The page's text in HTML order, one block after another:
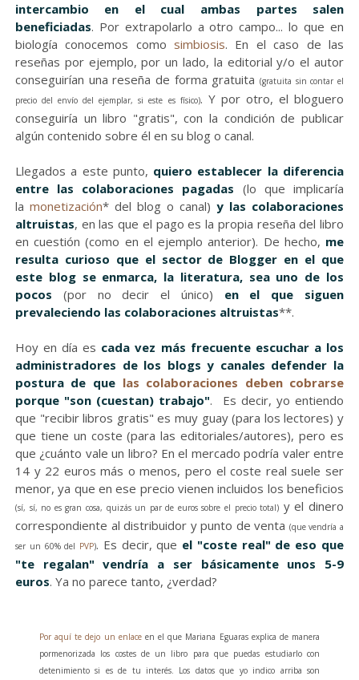
intercambio en el cual ambas partes salen
beneficiadas. Por extrapolarlo a otro campo... lo que en
biología conocemos comosimbiosis. En el caso de las
reseñas por ejemplo, por un lado, la editorial y/o el autor
conseguirían una reseña de forma gratuita(gratuita sin contar el
precio del envío del ejemplar, si este es físico). Y por otro, el bloguero
conseguiría un libro "gratis", con la condición de publicar
algún contenido sobre él en su blog o canal.
Llegados a este punto, quiero establecer la diferencia
entre las colaboraciones pagadas (lo que implicaría
la monetización* del blog o canal)y las colaboraciones
altruistas, en las que el pago es la propia reseña del libro
en cuestión (como en el ejemplo anterior). De hecho, me
resulta curioso que el sector de Blogger en el que
este blog se enmarca, la literatura, sea uno de los
pocos (por no decir el único) en el que siguen
prevaleciendo las colaboraciones altruistas**.
Hoy en día es cada vez más frecuente escuchar a los
administradores de los blogs y canales defender la
postura de que las colaboraciones deben cobrarse
porque "son (cuestan) trabajo". Es decir, yo entiendo
que "recibir libros gratis" es muy guay (para los lectores) y
que tiene un coste (para las editoriales/autores), pero es
que ¿cuánto vale un libro? En el mercado podría valer entre
14 y 22 euros más o menos, pero el coste real suele ser
menor, ya que en ese precio vienen incluidos los beneficios
(sí, sí, no es gran cosa, quizás un par de euros sobre el precio total) y el dinero
correspondiente al distribuidor y punto de venta (que vendría a
ser un 60% del PVP). Es decir, que el "coste real" de eso que
"te regalan" vendría a ser básicamente unos 5-9
euros. Ya no parece tanto, ¿verdad?
Por aquí te dejo un enlaceen el que Mariana Eguaras explica de manera
pormenorizada los costes de un libro para que puedas estudiarlo con
detenimiento si es de tu interés. Los datos que yo indico arriba son